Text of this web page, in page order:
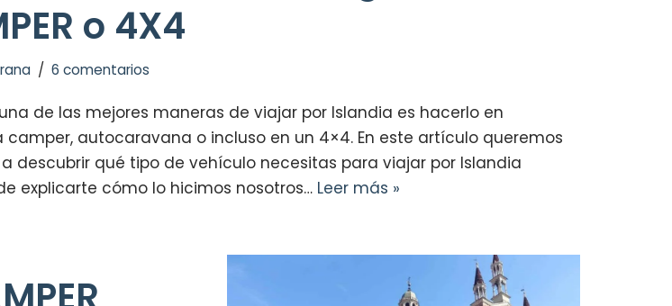
o 4X4
6 comentarios
de las mejores maneras de viajar por Islandia es hacerlo en
camper, autocaravana o incluso en un 4×4. En este artículo queremos
descubrir qué tipo de vehículo necesitas para viajar por Islandia
explicarte cómo lo hicimos nosotros… Leer más »